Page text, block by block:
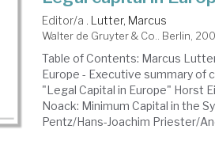
Editor/a . Lutter, Marcus
Walter de Gruyter & Co.. Berlin,
Table of Contents: Marcus
Europe - Executive summary of
"Legal Capital in Europe" Horst
Noack: Minimum Capital in the
Pentz/Hans-Joachim Priester/